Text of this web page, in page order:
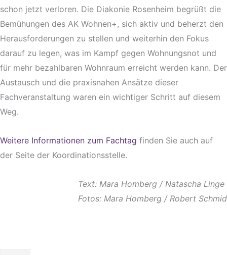
schon jetzt verloren. Die Diakonie Rosenheim begrüßt die
Bemühungen des AK Wohnen+, sich aktiv und beherzt den
Herausforderungen zu stellen und weiterhin den Fokus
darauf zu legen, was im Kampf gegen Wohnungsnot und
für mehr bezahlbaren Wohnraum erreicht werden kann. Der
Austausch und die praxisnahen Ansätze dieser
Fachveranstaltung waren ein wichtiger Schritt auf diesem
Weg.
Weitere Informationen zum Fachtag finden Sie auch auf
der Seite der Koordinationsstelle.
Text: Mara Homberg / Natascha Linge
Fotos: Mara Homberg / Robert Schmid